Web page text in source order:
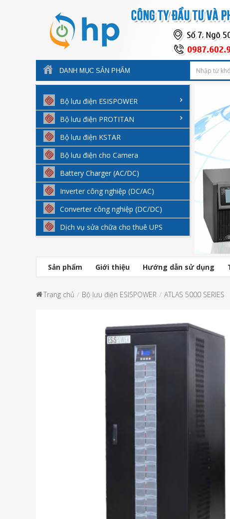
DANH MỤC SẢN PHẨM
Bộ lưu điện ESISPOWER
Bộ lưu điện PROTITAN
Bộ lưu điện KSTAR
Bộ lưu điện cho Camera
Battery Charger (AC/DC)
Inverter công nghiệp (DC/AC)
Converter công nghiệp (DC/DC)
Dịch vụ sửa chữa cho thuê UPS
Sản phẩm Giới thiệu Hướng dẫn sử dụng
Trang chủ Bộ lưu điện ESISPOWER ATLAS 5000 SERIES